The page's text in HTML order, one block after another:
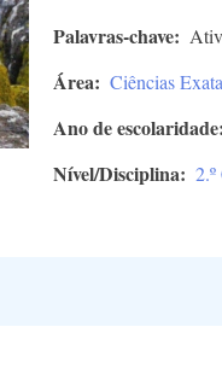
Palavras-chave
Área Ciências
Ano de escolaridade
Nível/Disciplina